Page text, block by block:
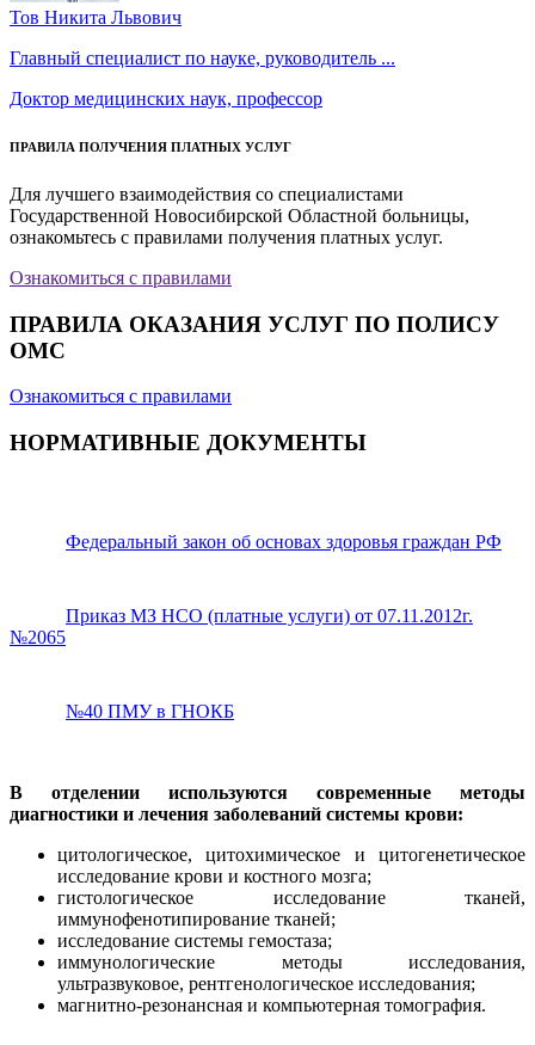
Тов Никита Львович
Главный специалист по науке, руководитель ...
Доктор медицинских наук, профессор
ПРАВИЛА ПОЛУЧЕНИЯ ПЛАТНЫХ УСЛУГ
Для лучшего взаимодействия со специалистами
Государственной Новосибирской Областной больницы,
ознакомьтесь с правилами получения платных услуг.
Ознакомиться с правилами
ПРАВИЛА ОКАЗАНИЯ УСЛУГ ПО ПОЛИСУ
ОМС
Ознакомиться с правилами
НОРМАТИВНЫЕ ДОКУМЕНТЫ
Федеральный закон об основах здоровья граждан РФ
Приказ МЗ НСО (платные услуги) от 07.11.2012г.
№2065
№40 ПМУ в ГНОКБ
В отделении используются современные методы
диагностики и лечения заболеваний системы крови:
цитологическое, цитохимическое и цитогенетическое
исследование крови и костного мозга;
гистологическое исследование тканей,
иммунофенотипирование тканей;
исследование системы гемостаза;
иммунологические методы исследования,
ультразвуковое, рентгенологическое исследования;
магнитно-резонансная и компьютерная томография.